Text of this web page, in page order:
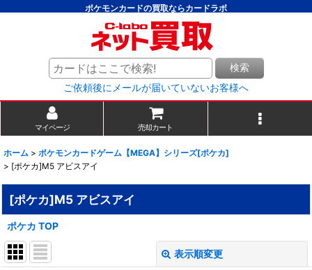
ポケモンカードの買取ならカードラボ
検索
ご依頼後にメールが届いていないお客様へ
マイページ 売却カート
ホーム > ポケモンカードゲーム【MEGA】シリーズ[ポケカ]
> [ポケカ]M5 アビスアイ
[ポケカ]M5 アビスアイ
ポケカ TOP
表示順変更